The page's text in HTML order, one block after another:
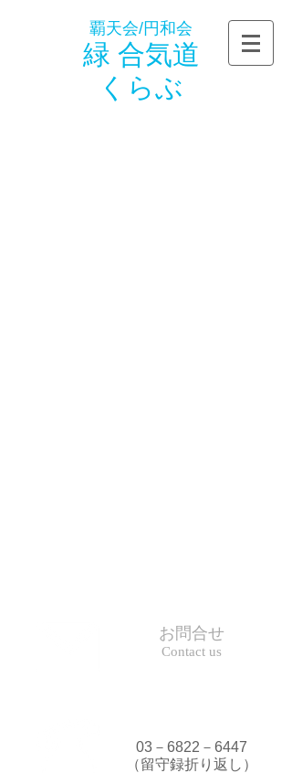
覇天会/円和会
緑 合気道
くらぶ
お問合せ
Contact us
03－6822－6447
（留守録折り返し）